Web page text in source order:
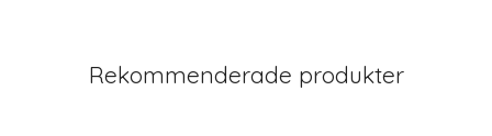
Rekommenderade produkter